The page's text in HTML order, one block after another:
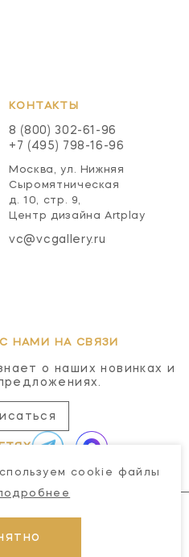
КОНТАКТЫ
8 (800) 302-61-96
+7 (495) 798-16-96
Москва, ул. Нижняя
Сыромятническая
д. 10, стр. 9,
Центр дизайна Artplay
vc@vcgallery.ru
НАМИ НА СВЯЗИ
о наших новинках и
cookie файлы